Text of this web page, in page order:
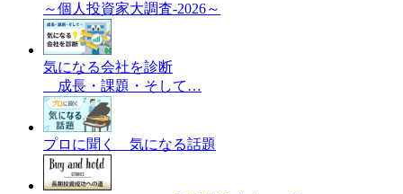
～個人投資家大調査-2026～
気になる会社を診断
成長・課題・そして…
プロに聞く 気になる話題